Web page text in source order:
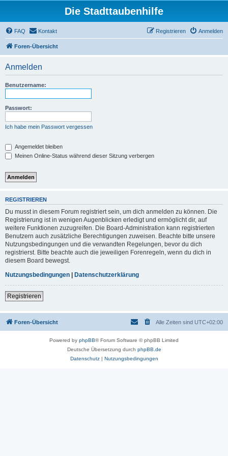
Die Stadttaubenhilfe
FAQ Kontakt Anmelden
Registrieren
Foren-Übersicht
Anmelden
Benutzername:
Passwort:
Ich habe mein Passwort vergessen
Angemeldet bleiben
Meinen Online-Status während dieser Sitzung verbergen
REGISTRIEREN
Du musst in diesem Forum registriert sein, um dich anmelden zu können. Die
Registrierung ist in wenigen Augenblicken erledigt und ermöglicht dir, auf
weitere Funktionen zuzugreifen. Die Board-Administration kann registrierten
Benutzern auch zusätzliche Berechtigungen zuweisen. Beachte bitte unsere
Nutzungsbedingungen und die verwandten Regelungen, bevor du dich
registrierst. Bitte beachte auch die jeweiligen Forenregeln, wenn du dich in
diesem Board bewegst.
Nutzungsbedingungen | Datenschutzerklärung
Registrieren
Foren-Übersicht Alle Zeiten sind UTC+02:00
Powered by phpBB® Forum Software © phpBB Limited
Deutsche Übersetzung durch phpBB.de
Datenschutz| Nutzungsbedingungen